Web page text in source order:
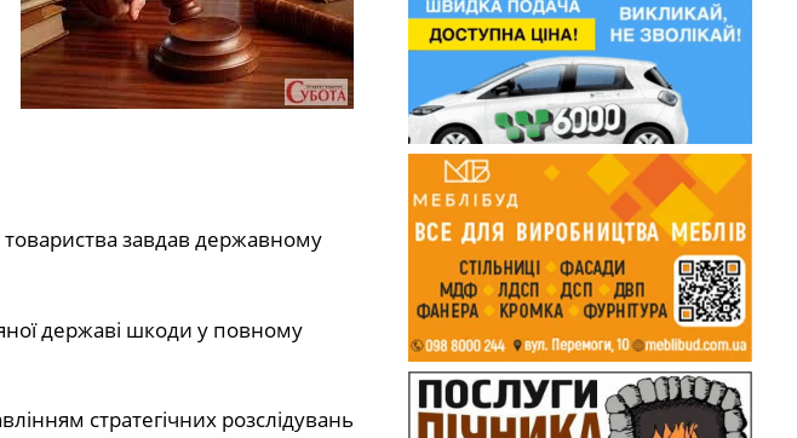
товариства завдав державному
державі шкоди у повному
стратегічних розслідувань